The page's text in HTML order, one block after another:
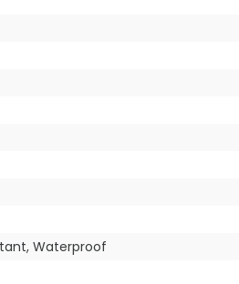
Waterproof